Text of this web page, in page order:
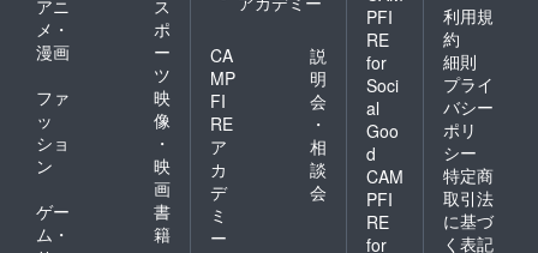
アニ
メ・
漫画
ス
ポ
ー
ツ
ファ
ッ
ショ
ン
映
像
・
映
画
ゲー
ム・
書
籍
CA
MP
FI
RE
ア
カ
デ
ミ
ー
説
明
会
・
相
談
会
PFI
RE
for
Soci
al
Goo
d
CAM
PFI
RE
for
利用規
約
細則
プライ
バシー
ポリ
シー
特定商
取引法
に基づ
く表記